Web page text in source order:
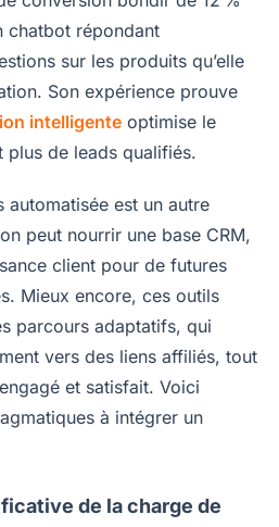
chatbot répondant
sur les produits qu’elle
Son expérience prouve
intelligente optimise le
plus de leads qualifiés.
automatisée est un autre
peut nourrir une base CRM,
client pour de futures
Mieux encore, ces outils
parcours adaptatifs, qui
vers des liens affiliés, tout
et satisfait. Voici
à intégrer un
de la charge de